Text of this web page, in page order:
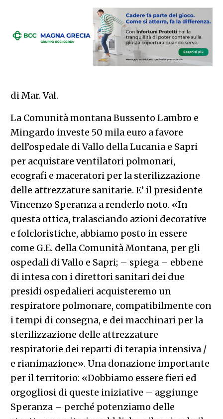
di Mar. Val.
La Comunità montana Bussento Lambro e
Mingardo investe 50 mila euro a favore
dell’ospedale di Vallo della Lucania e Sapri
per acquistare ventilatori polmonari,
ecografi e maceratori per la sterilizzazione
delle attrezzature sanitarie. E’ il presidente
Vincenzo Speranza a renderlo noto. «In
questa ottica, tralasciando azioni decorative
e folcloristiche, abbiamo posto in essere
come G.E. della Comunità Montana, per gli
ospedali di Vallo e Sapri; – spiega – ebbene
di intesa con i direttori sanitari dei due
presidi ospedalieri acquisteremo un
respiratore polmonare, compatibilmente con
i tempi di consegna, e dei macchinari per la
sterilizzazione delle attrezzature
respiratorie dei reparti di terapia intensiva /
e rianimazione». Una donazione importante
per il territorio: «Dobbiamo essere fieri ed
orgogliosi di queste iniziative – aggiunge
Speranza – perché potenziamo delle